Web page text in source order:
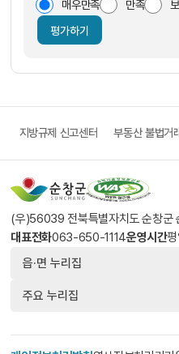
매우만족
만족
평가하기
지방규제 신고센터 부동산 불법거
(우)56039 전북특별자치도 순창군
대표전화063-650-1114운영시간
읍·면 누리집
주요 누리집